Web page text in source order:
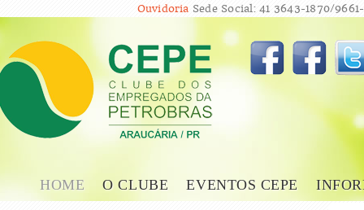
Ouvidoria Sede Social: 41 3643-1870/
HOME O CLUBE EVENTOS CEPE